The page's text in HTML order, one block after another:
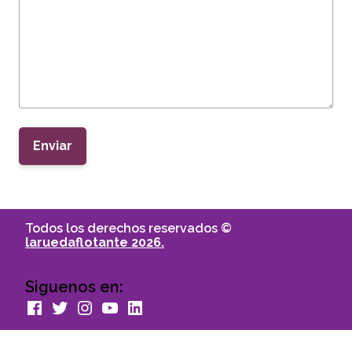
Enviar
Todos los derechos reservados ©
laruedaflotante 2026.
Siguenos en:
facebook
TwitterInstagram
youtubeLinkedin